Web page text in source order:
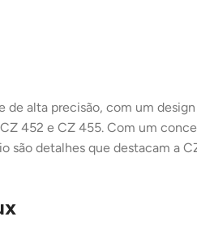
alta precisão, com um
452 e CZ 455. Com um
detalhes que destacam a